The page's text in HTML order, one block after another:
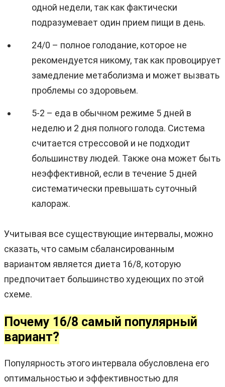
одной недели, так как фактически
подразумевает один прием пищи в день.
24/0 – полное голодание, которое не
рекомендуется никому, так как провоцирует
замедление метаболизма и может вызвать
проблемы со здоровьем.
5-2 – еда в обычном режиме 5 дней в
неделю и 2 дня полного голода. Система
считается стрессовой и не подходит
большинству людей. Также она может быть
неэффективной, если в течение 5 дней
систематически превышать суточный
калораж.
Учитывая все существующие интервалы, можно
сказать, что самым сбалансированным
вариантом является диета 16/8, которую
предпочитает большинство худеющих по этой
схеме.
Почему 16/8 самый популярный
вариант?
Популярность этого интервала обусловлена его
оптимальностью и эффективностью для